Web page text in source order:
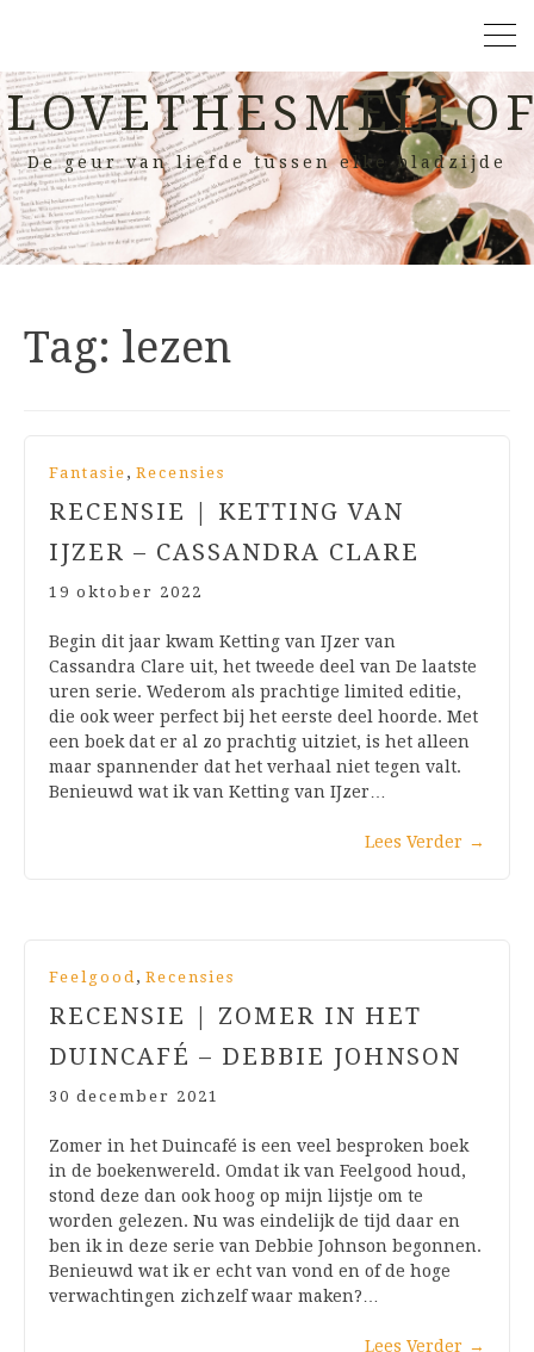
De geur van liefde tussen elke bladzijde
Tag: lezen
Fantasie , Recensies
RECENSIE | KETTING VAN
IJZER – CASSANDRA CLARE
19 oktober 2022
Begin dit jaar kwam Ketting van IJzer van
Cassandra Clare uit, het tweede deel van De laatste
uren serie. Wederom als prachtige limited editie,
die ook weer perfect bij het eerste deel hoorde. Met
een boek dat er al zo prachtig uitziet, is het alleen
maar spannender dat het verhaal niet tegen valt.
Benieuwd wat ik van Ketting van IJzer…
Lees Verder →
Feelgood, Recensies
RECENSIE | ZOMER IN HET
DUINCAFÉ – DEBBIE JOHNSON
30 december 2021
Zomer in het Duincafé is een veel besproken boek
in de boekenwereld. Omdat ik van Feelgood houd,
stond deze dan ook hoog op mijn lijstje om te
worden gelezen. Nu was eindelijk de tijd daar en
ben ik in deze serie van Debbie Johnson begonnen.
Benieuwd wat ik er echt van vond en of de hoge
verwachtingen zichzelf waar maken?…
Lees Verder →